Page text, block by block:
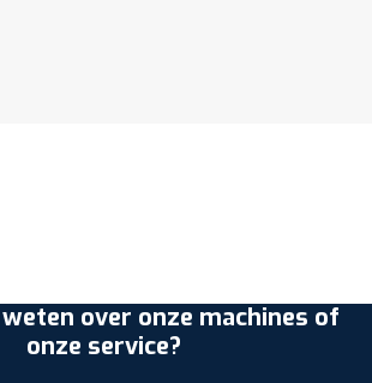
over onze machines of
onze service?